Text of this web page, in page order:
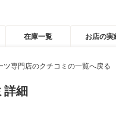
在庫一覧 お店の実
専門店のクチコミの一覧へ戻る
詳細